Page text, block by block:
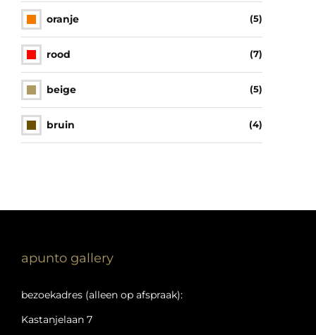
oranje (5)
rood (7)
beige (5)
bruin (4)
apunto gallery
bezoekadres (alleen op afspraak):
Kastanjelaan 7